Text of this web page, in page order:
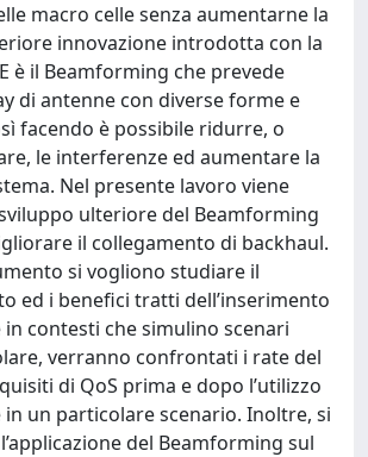
macro celle senza aumentarne la
innovazione introdotta con la
è il Beamforming che prevede
di antenne con diverse forme e
facendo è possibile ridurre, o
le interferenze ed aumentare la
Nel presente lavoro viene
ulteriore del Beamforming
il collegamento di backhaul.
si vogliono studiare il
ed i benefici tratti dell’inserimento
in contesti che simulino scenari
verranno confrontati i rate del
di QoS prima e dopo l’utilizzo
in un particolare scenario. Inoltre, si
del Beamforming sul